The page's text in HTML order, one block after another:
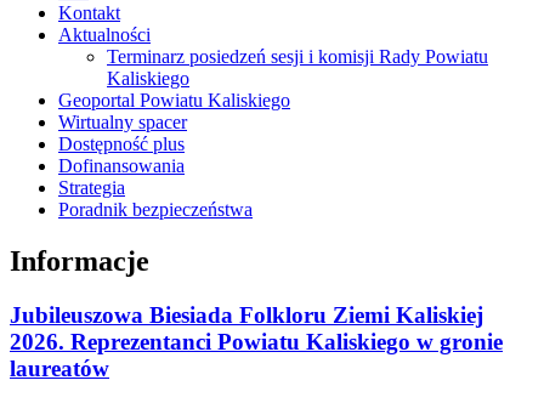
Kontakt
Aktualności
Terminarz posiedzeń sesji i komisji Rady Powiatu
Kaliskiego
Geoportal Powiatu Kaliskiego
Wirtualny spacer
Dostępność plus
Dofinansowania
Strategia
Poradnik bezpieczeństwa
Informacje
Jubileuszowa Biesiada Folkloru Ziemi Kaliskiej
2026. Reprezentanci Powiatu Kaliskiego w gronie
laureatów